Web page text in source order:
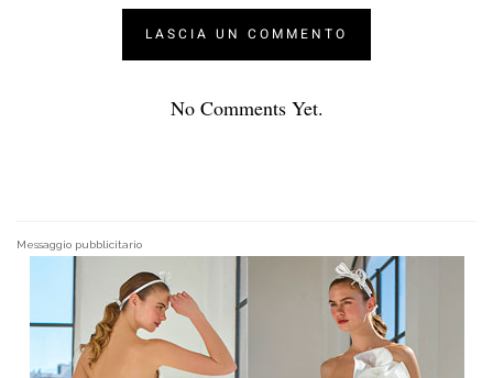
No Comments Yet.
Messaggio pubblicitario